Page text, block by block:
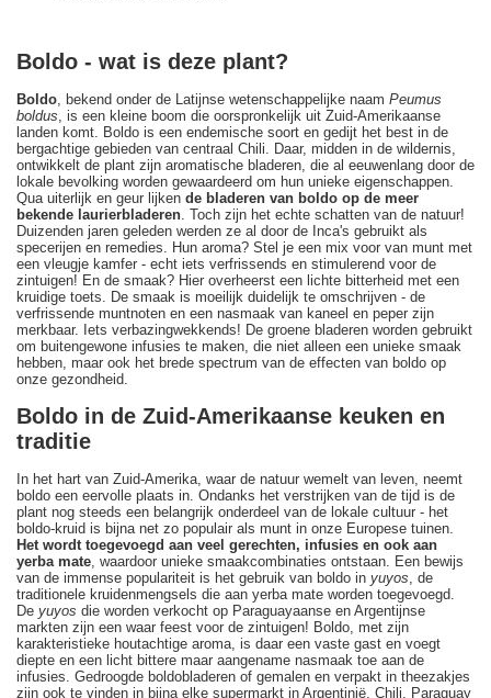
Boldo - wat is deze plant?
Boldo, bekend onder de Latijnse wetenschappelijke naam Peumus
boldus, is een kleine boom die oorspronkelijk uit Zuid-Amerikaanse
landen komt. Boldo is een endemische soort en gedijt het best in de
bergachtige gebieden van centraal Chili. Daar, midden in de wildernis,
ontwikkelt de plant zijn aromatische bladeren, die al eeuwenlang door de
lokale bevolking worden gewaardeerd om hun unieke eigenschappen.
Qua uiterlijk en geur lijken de bladeren van boldo op de meer
bekende laurierbladeren. Toch zijn het echte schatten van de natuur!
Duizenden jaren geleden werden ze al door de Inca's gebruikt als
specerijen en remedies. Hun aroma? Stel je een mix voor van munt met
een vleugje kamfer - echt iets verfrissends en stimulerend voor de
zintuigen! En de smaak? Hier overheerst een lichte bitterheid met een
kruidige toets. De smaak is moeilijk duidelijk te omschrijven - de
verfrissende muntnoten en een nasmaak van kaneel en peper zijn
merkbaar. Iets verbazingwekkends! De groene bladeren worden gebruikt
om buitengewone infusies te maken, die niet alleen een unieke smaak
hebben, maar ook het brede spectrum van de effecten van boldo op
onze gezondheid.
Boldo in de Zuid-Amerikaanse keuken en
traditie
In het hart van Zuid-Amerika, waar de natuur wemelt van leven, neemt
boldo een eervolle plaats in. Ondanks het verstrijken van de tijd is de
plant nog steeds een belangrijk onderdeel van de lokale cultuur - het
boldo-kruid is bijna net zo populair als munt in onze Europese tuinen.
Het wordt toegevoegd aan veel gerechten, infusies en ook aan
yerba mate, waardoor unieke smaakcombinaties ontstaan. Een bewijs
van de immense populariteit is het gebruik van boldo in yuyos, de
traditionele kruidenmengsels die aan yerba mate worden toegevoegd.
De yuyos die worden verkocht op Paraguayaanse en Argentijnse
markten zijn een waar feest voor de zintuigen! Boldo, met zijn
karakteristieke houtachtige aroma, is daar een vaste gast en voegt
diepte en een licht bittere maar aangename nasmaak toe aan de
infusies. Gedroogde boldobladeren of gemalen en verpakt in theezakjes
zijn ook te vinden in bijna elke supermarkt in Argentinië, Chili, Paraguay